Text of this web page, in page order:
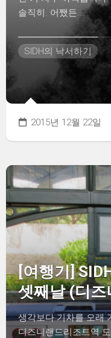
솔직히. 어쨌든...
SIDH의 낙서하기
2015년 12월 22일
[여행기]
셋째날 (디즈
생각보다 기차를 오래
디즈니랜드리조트역